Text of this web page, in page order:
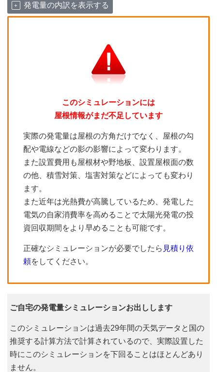
発電量の内訳を表示する
このシミュレーションには
屋根情報がまだ不足しています
実際の発電量は屋根の方角だけでなく、屋根の勾
配や電線などの影の影響によって変わります。
また設置費用も屋根材や野地板、設置屋根面の数
の他、積雪対策、塩害対策などによっても変わり
ます。
また近年は光熱費が高騰しているため、発電した
電気の自家消費率を高めることで太陽光発電の投
資回収期間をより早めることも可能です。
正確なシミュレーションが必要でしたら 見積り依
頼をしてください。
ご自宅の発電量シミュレーションお出しします
このシミュレーションは過去29年間の天気データと国の
推奨する計算方法で計算されているので、実際設置した
時にこのシミュレーションを下回ることはほとんどあり
ません。